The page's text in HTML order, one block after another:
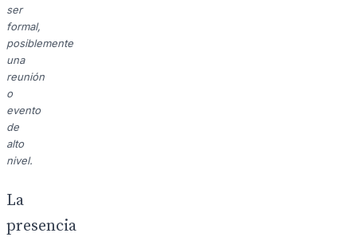
ser
formal,
posiblemente
una
reunión
o
evento
de
alto
nivel.
La
presencia